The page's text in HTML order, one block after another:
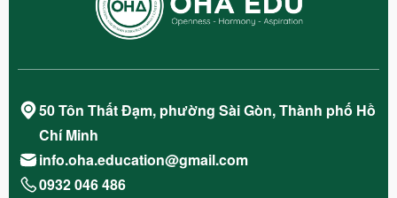
50 Tôn Thất Đạm, phường Sài Gòn, Thành phố Hồ
Chí Minh
info.oha.education@gmail.com
0932 046 486